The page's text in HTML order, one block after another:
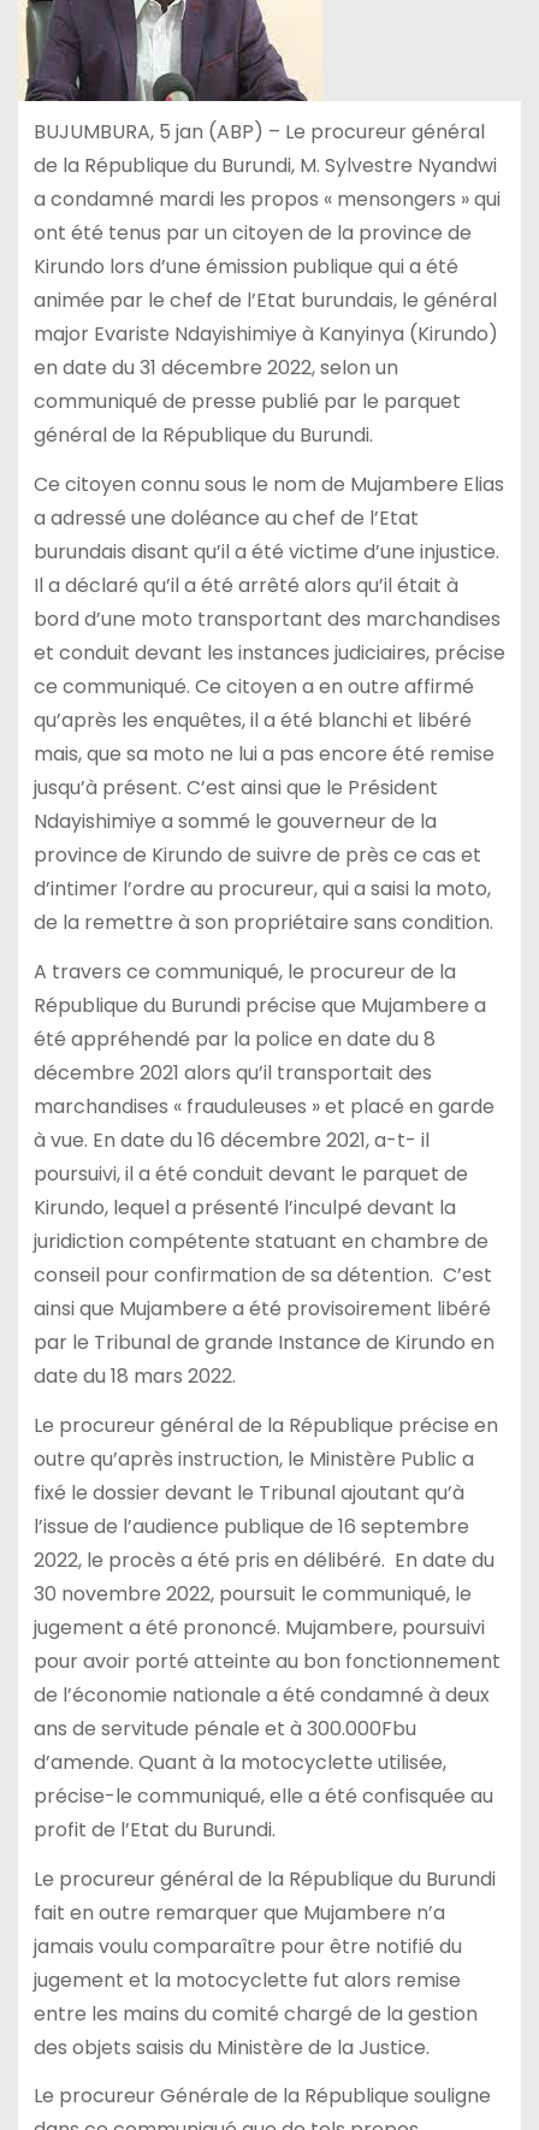
BUJUMBURA, 5 jan (ABP) – Le procureur général
de la République du Burundi, M. Sylvestre Nyandwi
a condamné mardi les propos « mensongers » qui
ont été tenus par un citoyen de la province de
Kirundo lors d’une émission publique qui a été
animée par le chef de l’Etat burundais, le général
major Evariste Ndayishimiye à Kanyinya (Kirundo)
en date du 31 décembre 2022, selon un
communiqué de presse publié par le parquet
général de la République du Burundi.
Ce citoyen connu sous le nom de Mujambere Elias
a adressé une doléance au chef de l’Etat
burundais disant qu’il a été victime d’une injustice.
Il a déclaré qu’il a été arrêté alors qu’il était à
bord d’une moto transportant des marchandises
et conduit devant les instances judiciaires, précise
ce communiqué. Ce citoyen a en outre affirmé
qu’après les enquêtes, il a été blanchi et libéré
mais, que sa moto ne lui a pas encore été remise
jusqu’à présent. C’est ainsi que le Président
Ndayishimiye a sommé le gouverneur de la
province de Kirundo de suivre de près ce cas et
d’intimer l’ordre au procureur, qui a saisi la moto,
de la remettre à son propriétaire sans condition.
A travers ce communiqué, le procureur de la
République du Burundi précise que Mujambere a
été appréhendé par la police en date du 8
décembre 2021 alors qu’il transportait des
marchandises « frauduleuses » et placé en garde
à vue. En date du 16 décembre 2021, a-t- il
poursuivi, il a été conduit devant le parquet de
Kirundo, lequel a présenté l’inculpé devant la
juridiction compétente statuant en chambre de
conseil pour confirmation de sa détention. C’est
ainsi que Mujambere a été provisoirement libéré
par le Tribunal de grande Instance de Kirundo en
date du 18 mars 2022.
Le procureur général de la République précise en
outre qu’après instruction, le Ministère Public a
fixé le dossier devant le Tribunal ajoutant qu’à
l’issue de l’audience publique de 16 septembre
2022, le procès a été pris en délibéré. En date du
30 novembre 2022, poursuit le communiqué, le
jugement a été prononcé. Mujambere, poursuivi
pour avoir porté atteinte au bon fonctionnement
de l’économie nationale a été condamné à deux
ans de servitude pénale et à 300.000Fbu
d’amende. Quant à la motocyclette utilisée,
précise-le communiqué, elle a été confisquée au
profit de l’Etat du Burundi.
Le procureur général de la République du Burundi
fait en outre remarquer que Mujambere n’a
jamais voulu comparaître pour être notifié du
jugement et la motocyclette fut alors remise
entre les mains du comité chargé de la gestion
des objets saisis du Ministère de la Justice.
Le procureur Générale de la République souligne